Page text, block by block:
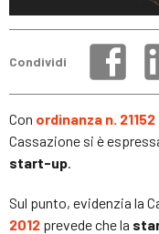
Condividi
Con ordinanza n.
Cassazione si è
start-up.
Sul punto, evidenzia la
2012 prevede che la